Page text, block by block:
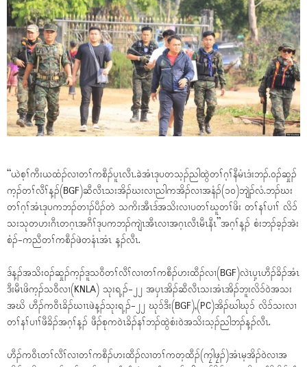
“ယဲစ့ၢ်ကီးယထံၣ်လၢတၢ်ကစီၣ်ပူၤလီၤ.ခဲအံၤဒုပတသ့ၣ်ညါထွဲတၢ်ဂ့ၢ်နီမံၤဒံးဘၣ်.ဝၣ်ဆှုၣ်
က့ၣ်တၢ်လီၢ်န့ၣ်(BGF)ဆီလီၤသးအိၣ်ဃးလၢညါကအိၣ်လၢအနံၣ်(၁၀)ဘျဲၣ်လံ.ဘၣ်ဃး
တၢ်ဂ့ၢ်အံၤဒုပကဘၣ်တၢၣ်ပီၣ်တဲ သကိးအီၤဒ်အသိးလၢပတၢ်ဃူတၢ်ဖိး တၢ်နၢ်ပၢၢ် လိၥ်
သးသုတဟးဂီၤတဂ့ၤအဂီၢ်ဒုပကဘၣ်ကျဲၤအီၤလၢအဂ့ၤလီၤမီၤနီၤ”အဂ့ၢ်န့ၣ် စံးဘၣ်ခ့ၣ်အဲး
စံၣ်-ကညီတၢ်ကစီၣ်ဖဲတနံၤအံၤ န့ၣ်လီၤ.
ဒ်န့ၣ်အသိးဝၣ်ဆှုၣ်က့ၣ်ဒူသဝီတၢ်လီၢ်လၢတၢ်ကစီၣ်ဟးထီၣ်လၢ(BGF)လဲၤပှ့ၤဟီၣ်ခိၣ်အံၤ
ဒီးမီၤဖိက့ၣ်သဝီလၢ(KNLA) သုးရ့ၣ်-၂၂ အပှၤအိၣ်ဆီလီၤသးအံၤအိၣ်ဘူးလိၥ်ဝဲအသး
အဃိ ဟီၣ်ကဝီၤခိၣ်ဃၢၤဖဲန့ၣ်သုးရ့ၣ်-၂၂ ဃုၥ်ဒီး(BGF),(PC)အိၣ်ဃါဃုၥ် လိၥ်သးလၢ
တၢ်နၢ်ပၢၢ်ဖီခိၣ်အဂ့ၢ်န့ၣ် ဖီၣ်စုကဝဲၤခိၣ်နၢ်ဘၣ်ထွဲစံးဝဲအသိးသ့ၣ်ညါဘၣ်န့ၣ်လီၤ.
ဟီၣ်ကဝီၤတၢ်လီၢ်လၢတၢ်ကစီၣ်ဟးထီၣ်လၢတၢ်ကတ့ထီၣ်(ကၠါဖၠၣ်)အံၤမ့အိၣ်ဝဲလၢအ